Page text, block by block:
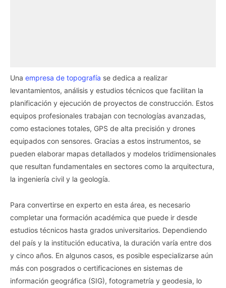
Una empresa de topografía se dedica a realizar
levantamientos, análisis y estudios técnicos que facilitan la
planificación y ejecución de proyectos de construcción. Estos
equipos profesionales trabajan con tecnologías avanzadas,
como estaciones totales, GPS de alta precisión y drones
equipados con sensores. Gracias a estos instrumentos, se
pueden elaborar mapas detallados y modelos tridimensionales
que resultan fundamentales en sectores como la arquitectura,
la ingeniería civil y la geología.
Para convertirse en experto en esta área, es necesario
completar una formación académica que puede ir desde
estudios técnicos hasta grados universitarios. Dependiendo
del país y la institución educativa, la duración varía entre dos
y cinco años. En algunos casos, es posible especializarse aún
más con posgrados o certificaciones en sistemas de
información geográfica (SIG), fotogrametría y geodesia, lo